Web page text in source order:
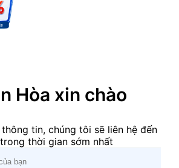
Hòa xin chào
tin, chúng tôi sẽ liên hệ đến
thời gian sớm nhất